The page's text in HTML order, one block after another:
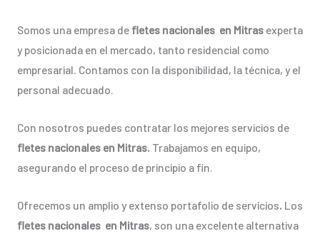
Somos una empresa de fletes nacionales en Mitrasexperta
y posicionada en el mercado, tanto residencial como
empresarial. Contamos con la disponibilidad, la técnica, y el
personal adecuado.
Con nosotros puedes contratar los mejores servicios de
fletes nacionales en Mitras. Trabajamos en equipo,
asegurando el proceso de principio a fin.
Ofrecemos un amplio y extenso portafolio de servicios. Los
fletes nacionales en Mitras, son una excelente alternativa